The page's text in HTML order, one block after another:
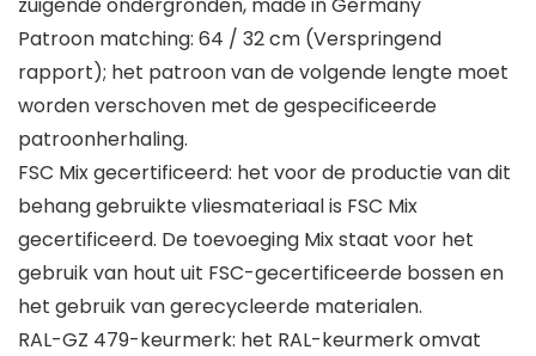
zuigende ondergronden, made in Germany
Patroon matching: 64 / 32 cm (Verspringend
rapport); het patroon van de volgende lengte moet
worden verschoven met de gespecificeerde
patroonherhaling.
FSC Mix gecertificeerd: het voor de productie van dit
behang gebruikte vliesmateriaal is FSC Mix
gecertificeerd. De toevoeging Mix staat voor het
gebruik van hout uit FSC-gecertificeerde bossen en
het gebruik van gerecycleerde materialen.
RAL-GZ 479-keurmerk: het RAL-keurmerk omvat